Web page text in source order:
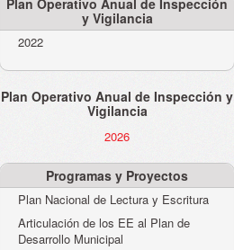
Plan Operativo Anual de Inspección
y Vigilancia
2022
Plan Operativo Anual de Inspección y
Vigilancia
2026
Programas y Proyectos
Plan Nacional de Lectura y Escritura
Articulación de los EE al Plan de
Desarrollo Municipal